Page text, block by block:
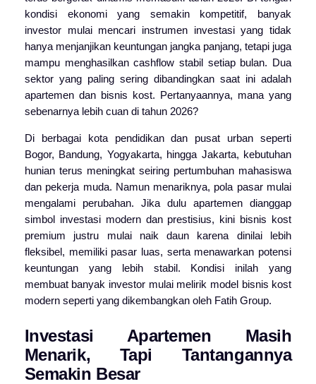
kondisi ekonomi yang semakin kompetitif, banyak
investor mulai mencari instrumen investasi yang tidak
hanya menjanjikan keuntungan jangka panjang, tetapi juga
mampu menghasilkan cashflow stabil setiap bulan. Dua
sektor yang paling sering dibandingkan saat ini adalah
apartemen dan bisnis kost. Pertanyaannya, mana yang
sebenarnya lebih cuan di tahun 2026?
Di berbagai kota pendidikan dan pusat urban seperti
Bogor, Bandung, Yogyakarta, hingga Jakarta, kebutuhan
hunian terus meningkat seiring pertumbuhan mahasiswa
dan pekerja muda. Namun menariknya, pola pasar mulai
mengalami perubahan. Jika dulu apartemen dianggap
simbol investasi modern dan prestisius, kini bisnis kost
premium justru mulai naik daun karena dinilai lebih
fleksibel, memiliki pasar luas, serta menawarkan potensi
keuntungan yang lebih stabil. Kondisi inilah yang
membuat banyak investor mulai melirik model bisnis kost
modern seperti yang dikembangkan oleh Fatih Group.
Investasi Apartemen Masih
Menarik, Tapi Tantangannya
Semakin Besar